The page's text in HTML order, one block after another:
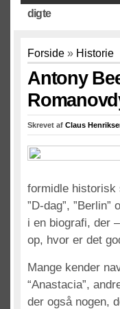
digte
Forside » Historie
Antony
Skrevet af Claus
formidle historisk
”D-dag”,
i en biografi, der
op, hvor er det
Mange kender
“Anastacia”,
der også nogen,